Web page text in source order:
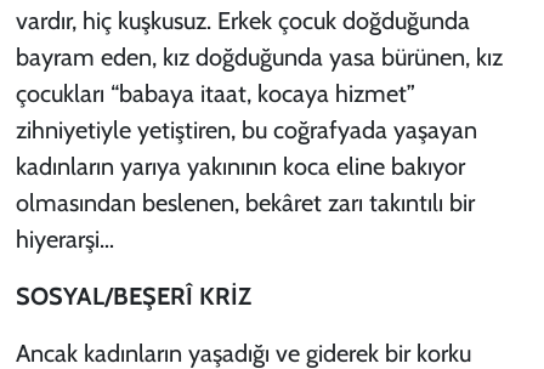
vardır, hiç kuşkusuz. Erkek çocuk doğduğunda
bayram eden, kız doğduğunda yasa bürünen, kız
çocukları “babaya itaat, kocaya hizmet”
zihniyetiyle yetiştiren, bu coğrafyada yaşayan
kadınların yarıya yakınının koca eline bakıyor
olmasından beslenen, bekâret zarı takıntılı bir
hiyerarşi…
SOSYAL/BEŞERÎ KRİZ
Ancak kadınların yaşadığı ve giderek bir korku